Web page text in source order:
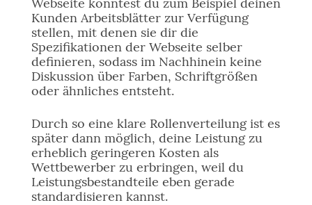
Kunden Arbeitsblätter zur Verfügung
stellen, mit denen sie dir die
Spezifikationen der Webseite selber
definieren, sodass im Nachhinein keine
Diskussion über Farben, Schriftgrößen
oder ähnliches entsteht.
Durch so eine klare Rollenverteilung ist es
später dann möglich, deine Leistung zu
erheblich geringeren Kosten als
Wettbewerber zu erbringen, weil du
Leistungsbestandteile eben gerade
standardisieren kannst.